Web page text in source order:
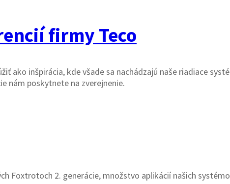
firmy Teco
ako inšpirácia, kde všade sa nachádzajú naše riadiace
nám poskytnete na zverejnenie.
Foxtrotoch 2. generácie, množstvo aplikácií našich